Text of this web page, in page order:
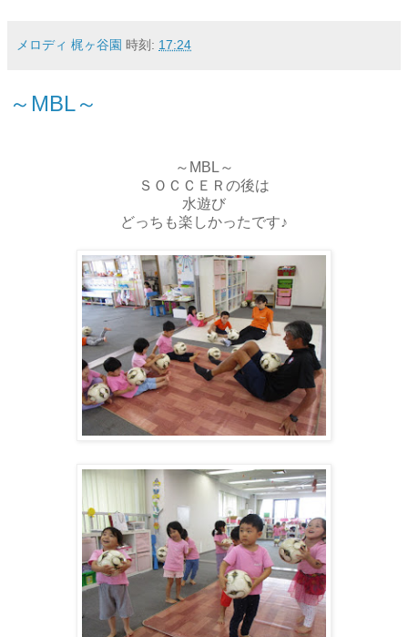
メロディ 梶ヶ谷園 時刻: 17:24
～MBL～
～MBL～
ＳＯＣＣＥＲの後は
水遊び
どっちも楽しかったです♪